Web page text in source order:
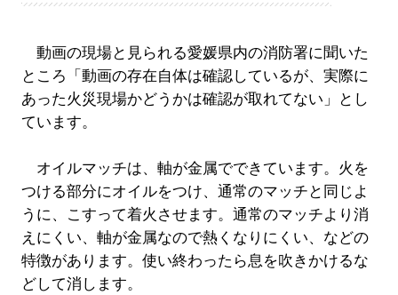
動画の現場と見られる愛媛県内の消防署に聞いた
ところ「動画の存在自体は確認しているが、実際に
あった火災現場かどうかは確認が取れてない」とし
ています。
オイルマッチは、軸が金属でできています。火を
つける部分にオイルをつけ、通常のマッチと同じよ
うに、こすって着火させます。通常のマッチより消
えにくい、軸が金属なので熱くなりにくい、などの
特徴があります。使い終わったら息を吹きかけるな
どして消します。